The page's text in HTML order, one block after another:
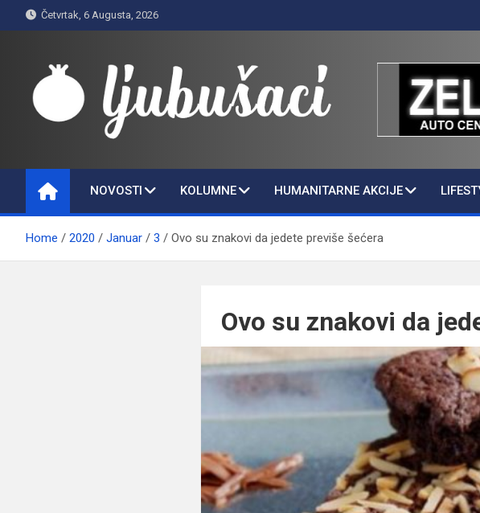
to
Četvrtak, 6 Augusta, 2026
Ljubušaci
NOVOSTI KOLUMNE HUMANITARNE AKCIJE
Home 2020 Januar 3 Ovo su znakovi da jedete previše šećera
Ovo su znakovi da